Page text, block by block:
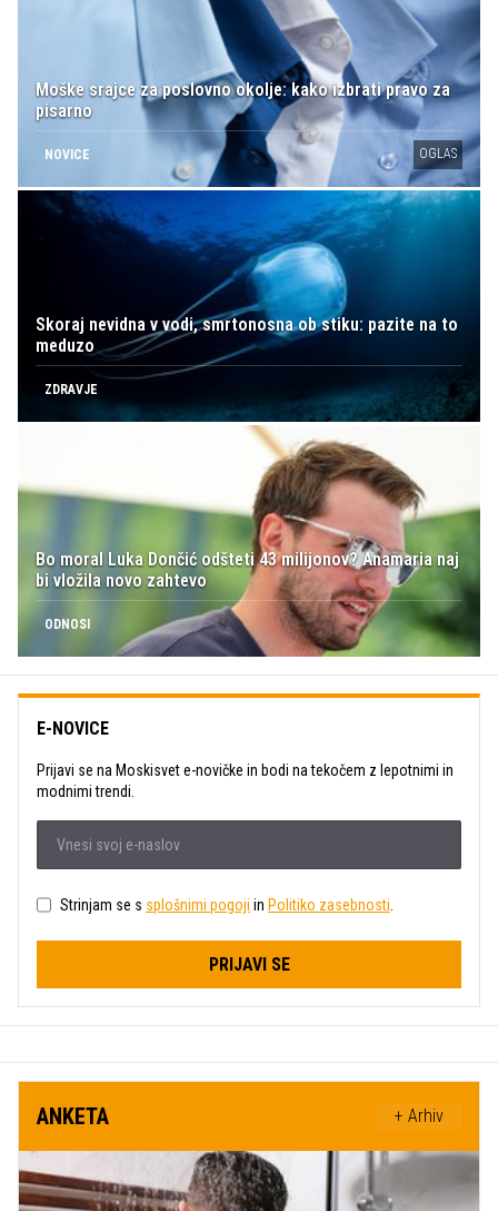
Moške srajce za poslovno okolje: kako izbrati pravo za
pisarno
NOVICE OGLAS
Skoraj nevidna v vodi, smrtonosna ob stiku: pazite na to
meduzo
ZDRAVJE
Bo moral Luka Dončić odšteti 43 milijonov? Anamaria naj
bi vložila novo zahtevo
ODNOSI
E-NOVICE
Prijavi se na Moskisvet e-novičke in bodi na tekočem z lepotnimi in
modnimi trendi.
Strinjam se s splošnimi pogoji in Politiko zasebnosti
PRIJAVI SE
ANKETA + Arhiv